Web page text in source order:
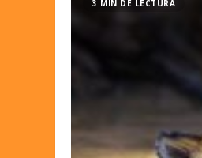
3 MIN DE LECTURA